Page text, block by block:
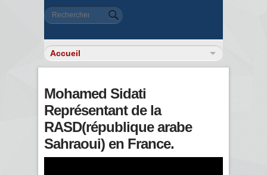
Formulaire de recherche
Rechercher
Mohamed Sidati
Représentant de la
RASD(république arabe
Sahraoui) en France.